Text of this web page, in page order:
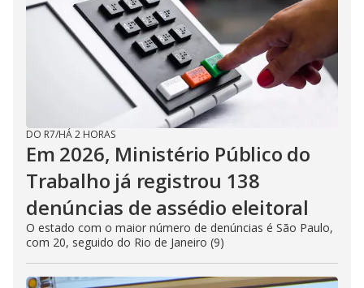
DO R7/HÁ 2 HORAS
Em 2026, Ministério Público do
Trabalho já registrou 138
denúncias de assédio eleitoral
O estado com o maior número de denúncias é São Paulo,
com 20, seguido do Rio de Janeiro (9)